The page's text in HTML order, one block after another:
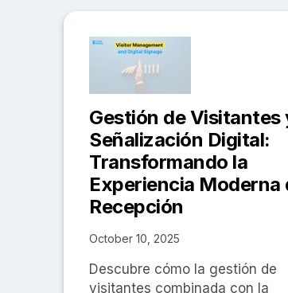
Gestión de Visitantes
Señalización Digital:
Transformando la
Experiencia Moderna
Recepción
October 10, 2025
Descubre cómo la gestión de
visitantes combinada con la